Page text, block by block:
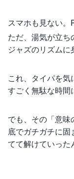
スマホも見ない。
ただ、湯気が立ち
ジャズのリズムに
これ、タイパを
すごく無駄な時間
でも、その「意
底でガチガチに
てて解けていった